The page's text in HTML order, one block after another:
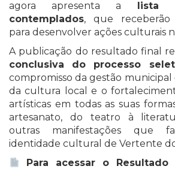
agora apresenta a lista
contemplados, que receberão
para desenvolver ações culturais
A publicação do resultado final
conclusiva do processo
compromisso da gestão municipal
da cultura local e o
artísticas em todas as suas
artesanato, do teatro à
outras manifestações que
identidade cultural de Vertente
Para acessar o Resultado